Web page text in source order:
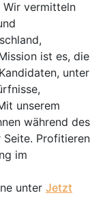
Wir vermitteln
ist es, die
unter
unserem
während des
Profitieren
im
unter Jetzt